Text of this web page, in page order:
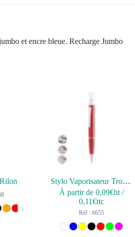
et encre bleue. Recharge Jumbo
Stylo Vaporisateur Tromix
À partir de0,09€ht /
0,11€ttc
Réf : 6655